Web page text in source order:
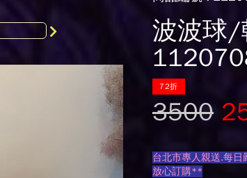
波波球/
72折
3500
台北市專人親送.每
放心訂購**